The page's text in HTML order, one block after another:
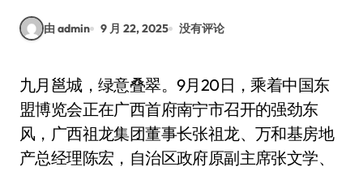
由 admin 9 月 22, 2025 没有评论
九月邕城，绿意叠翠。9月20日，乘着中国东
盟博览会正在广西首府南宁市召开的强劲东
风，广西祖龙集团董事长张祖龙、万和基房地
产总经理陈宏，自治区政府原副主席张文学、